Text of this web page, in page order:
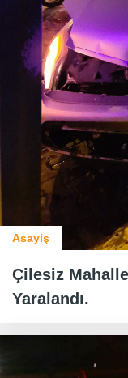
Asayiş
Çilesiz
Yaralandı.